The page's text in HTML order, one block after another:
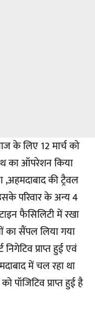
के लिए 12 मार्च को
का ऑपरेशन किया
की ट्रैवल
परिवार के अन्य 4
फैसिलिटी में रखा
का सैंपल लिया गया
प्राप्त हुई एवं
में चल रहा था
पॉजिटिव प्राप्त हुई है